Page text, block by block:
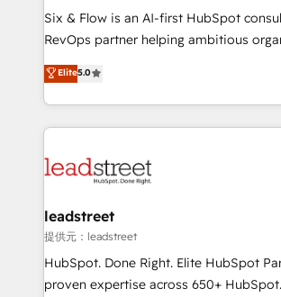
commercialization, real estate, health,
SaaS, Software Dev & IT and consulting,
the United States, EU, UAE, Mexico and
America. From casual user to super fan: make
Six & Flow is an AI-first HubSpot
RevOps partner helping ambitious
grow with clarity, confidence, and
Operating across the UK, Netherlands,
Canada, we’ve delivered thousands of
HubSpot projects for mid-market and
combine HubSpot, data, and AI to
and technology for predictable, scalable
growth. Our expertise spans RevOps,
architecture, AI enablement, and
delivered through our proprietary
Elite5.0
leadstreet
提供元：leadstreet
HubSpot. Done Right. Elite HubSpot
proven expertise across 650+ HubSpot